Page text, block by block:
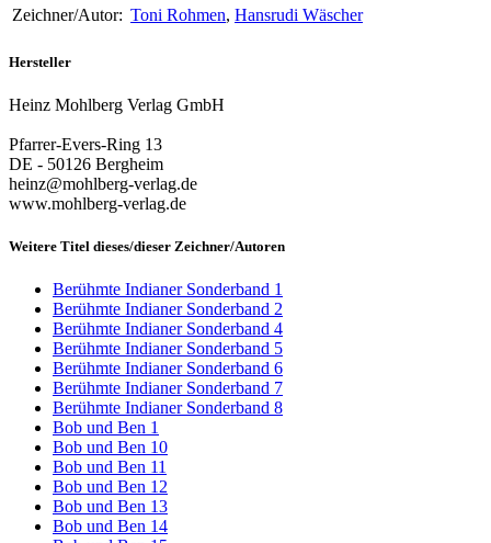
Zeichner/Autor: Toni Rohmen, Hansrudi Wäscher
Hersteller
Heinz Mohlberg Verlag GmbH
Pfarrer-Evers-Ring 13
DE - 50126 Bergheim
heinz@mohlberg-verlag.de
www.mohlberg-verlag.de
Weitere Titel dieses/dieser Zeichner/Autoren
Berühmte Indianer Sonderband 1
Berühmte Indianer Sonderband 2
Berühmte Indianer Sonderband 4
Berühmte Indianer Sonderband 5
Berühmte Indianer Sonderband 6
Berühmte Indianer Sonderband 7
Berühmte Indianer Sonderband 8
Bob und Ben 1
Bob und Ben 10
Bob und Ben 11
Bob und Ben 12
Bob und Ben 13
Bob und Ben 14